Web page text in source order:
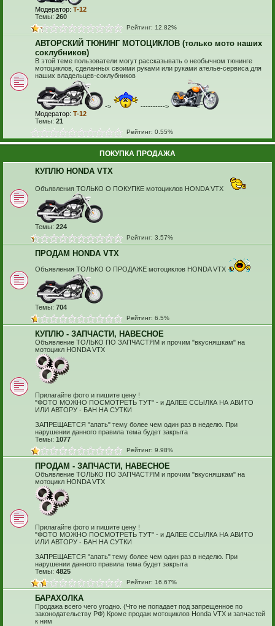
Модератор: T-12
Темы: 260
Рейтинг: 12.82%
АВТОРСКИЙ ТЮНИНГ МОТОЦИКЛОВ (только мото наших
соклубников)
В этой теме пользователи могут рассказывать о необычном тюнинге
мотоциклов, сделанных своими руками или руками ателье-сервиса для
наших владельцев-соклубников
->
---------->
Модератор: T-12
Темы: 21
Рейтинг: 0.55%
ПОКУПКА ПРОДАЖА
КУПЛЮ HONDA VTX
Объявления ТОЛЬКО О ПОКУПКЕ мотоциклов HONDA VTX
Темы: 224
Рейтинг: 3.57%
ПРОДАМ HONDA VTX
Объявления ТОЛЬКО О ПРОДАЖЕ мотоциклов HONDA VTX
Темы: 704
Рейтинг: 6.5%
КУПЛЮ - ЗАПЧАСТИ, НАВЕСНОЕ
Объявление ТОЛЬКО ПО ЗАПЧАСТЯМ и прочим "вкусняшкам" на
мотоцикл HONDA VTX
Прилагайте фото и пишите цену !
"ФОТО МОЖНО ПОСМОТРЕТЬ ТУТ" - и ДАЛЕЕ ССЫЛКА НА АВИТО
ИЛИ АВТОРУ - БАН НА СУТКИ
ЗАПРЕЩАЕТСЯ "апать" тему более чем один раз в неделю. При
нарушении данного правила тема будет закрыта
Темы: 1077
Рейтинг: 9.98%
ПРОДАМ - ЗАПЧАСТИ, НАВЕСНОЕ
Объявление ТОЛЬКО ПО ЗАПЧАСТЯМ и прочим "вкусняшкам" на
мотоцикл HONDA VTX
Прилагайте фото и пишите цену !
"ФОТО МОЖНО ПОСМОТРЕТЬ ТУТ" - и ДАЛЕЕ ССЫЛКА НА АВИТО
ИЛИ АВТОРУ - БАН НА СУТКИ
ЗАПРЕЩАЕТСЯ "апать" тему более чем один раз в неделю. При
нарушении данного правила тема будет закрыта
Темы: 4825
Рейтинг: 16.67%
БАРАХОЛКА
Продажа всего чего угодно. (Что не попадает под запрещенное по
законодательству РФ) Кроме продаж мотоциклов Honda VTX и запчастей
к ним